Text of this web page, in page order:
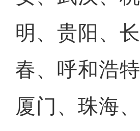
明、贵阳、
春、呼和浩
厦门、珠海